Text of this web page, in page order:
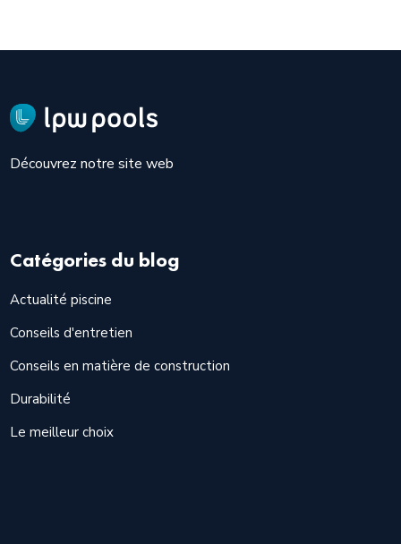
Découvrez notre site web
Catégories du blog
Actualité piscine
Conseils d'entretien
Conseils en matière de construction
Durabilité
Le meilleur choix